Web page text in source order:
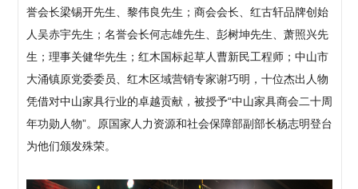
誉会长梁锡开先生、黎伟良先生；商会会长、红古轩品牌创始
人吴赤宇先生；名誉会长何志雄先生、彭树坤先生、萧照兴先
生；理事关健华先生；红木国标起草人曹新民工程师；中山市
大涌镇原党委委员、红木区域营销专家谢巧明，十位杰出人物
凭借对中山家具行业的卓越贡献，被授予“中山家具商会二十周
年功勋人物”。原国家人力资源和社会保障部副部长杨志明登台
为他们颁发殊荣。